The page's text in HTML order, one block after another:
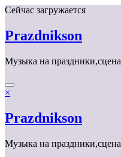
Перейти
содержимому
Сейчас загружается
Prazdnikson
Музыка на
×
Prazdnikson
Музыка на